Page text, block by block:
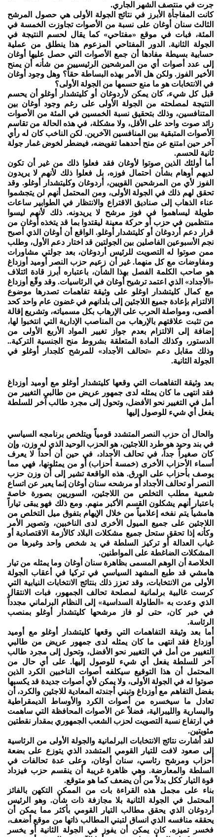
جرت في منتصف الشهر الجاري.
كانت المفاجأة الأبرز في نتائج الجولة الأولى هي حصول المرشح
الثالث سنان أوغان على نسبة من الأصوات تجاوزت الخمسة في
المئة، فبات في موقع «مفتاحي» كما يقال لحسم النتيجة في
الجولة الثانية. الدور المفتاحي المزعوم هذا ينطلق من عملية
حسابية بسيطة مفادها أن جمع الأصوات التي حصل عليها أوغان
إلى عدد أصوات أي من المرشحين الرئيسيين من شأنه أن يمنح
الأخير الفوز. ولكن هل الأمر بهذه البساطة حقاً؟ وهل وجود أوغان
في الانتخابات هو ما منع حسمها من الجولة الأولى؟
قبل كل شيء، كان يمكن لأردوغان أو كليتشدار أوغلو أن يحسم
النتيجة لمصلحته من الجولة الأولى على رغم وجود أوغان بين
المتنافسين، وذلك بتحقيق نسبة الخمسين في المئة من الأصوات
زائد صوت واحد على الأقل، ولا مشكلة، في هذه الحالة من تقاسم
الأصوات المتبقية بين المنافسين الآخرين. لكن الناخب كان له رأي
آخر حين امتنع عن منح أحدهما تفويضه، فيضطر لخوض غمار جولة
ثانية للحسم.
أما أولئك الذين صوتوا لأوغان فقد فعلوا ذلك من غير أن تكون
لديهم أوهام بشأن احتمال فوزه، بل فعلوا ذلك لأنهم لا يريدون
الفوز لأي من المرشحين القويين، أردوغان وكليتشدار أوغلو. وقد
تحقق لهم ذلك في الجولة الأولى، ومن المحتمل أنهم لن يتجشموا
عناء الذهاب إلى صناديق الاقتراع والانتظار في الطوابير ساعات
طويلة ليساهموا في فوز مرشح لا يريدونه. ذلك لأنهم ليسوا
منتظمين في حزب أو حركة معينة ليقتدوا بما قد يتخذه أوغان من
قرار دعم أردوغان أو كليتشدار أوغلو. الواقع أن أوغان الذي أصبح
نجم الأسبوعين الفاصلين بين الجولتين قد اختار دعم الأول، وطلب
ممن صوتوا له التصويت للرئيس أردوغان، بعد جولتي مشاورات
ومفاوضات مع كل منهما. غير أن زعيم حزب النصر أوميد أوزداغ
هو صاحب الكلمة الفصل بهذا الشأن، باعتباره أبرز قادة ائتلاف
«الأجداد» الذي اعتمد ترشيح أوغان في الرئاسيات. وقد وقّع أوزداغ
مع كمال كليتشدار اوغلو على وثيقة تفاهمات تصدرها موضوع
الالتزام بإعادة جميع اللاجئين إلى بلدانهم في غضون عام واحد كحد
أقصى، ومواصلة الحرب على الإرهاب بكل مسمياته، وتشريع إقالة
من تثبت علاقتهم بالإرهاب من المناصب الإدارية التي انتخبوا لها،
إضافة إلى الالتزام بعدم جواز تغيير المواد الأربع الأولى من
الدستور، وكذلك المادة المتعلقة بشروط منح الجنسية التركية..
وذلك مقابل دعم «تحالف الأجداد» للمرشح كلجدار أوغلو في
الجولة الثانية.
بعد وثيقة التفاهمات التي وقعها كليتشدار أوغلو مع أوميد أوزداغ
فقد انتهى ما كان يمثله لدى جمهور عريض من طالبي التغيير من
أمل في التغيير نحو الأفضل، وتحول إلى مجرد طالب آخر للسلطة
يفعل أي شيء للوصول إليها
والحال أن حزب النصر المتشدد قومياً ويتلخص برنامجه السياسي
في بند وحيد هو طرد اللاجئين، هو الحزب الوحيد الذي له وزن، وإن
كان صغيراً جداً، في تحالف الأجداد، في حين أن أحداً لا يعرف
أسماء الأحزاب الأخرى (خمسة أحزاب) أو من يمثلونها، فهي مما
يوصف بأحزاب على الورق. هذه الواقعة تشير إلى أن وزن حزب
النصر أو تحالف الأجداد أو مرشحه سنان أوغان إنما يعبر عن اتساع
شعبية مطلب التخلص من اللاجئين، السوريين بصورة خاصة
باعتبار أنهم يشكلون القسم الأكبر منهم. ومع ذلك فهو يبقى تياراً
هامشياً يتم نفخه إعلامياً من خلال الإيهام بتفوق ميل التخلص من
اللاجئين على جميع الميول الأخرى لدى الناخبين، وتصوير الأمر
وكأنه إذا تحقق ستحل جميع مشكلات البلاد كالأزمة الاقتصادية أو
غياب العدالة أو تركيز السلطة في يد شخص واحد وغيرها من
المشكلات الضاغطة على المواطنين.
الخلاصة أن الوهم المسمى بظاهرة سنان أوغان وما يمثله من تيار
هامشي قد طبع المشهد السياسي في تركيا في أعقاب الجولة
الأولى من الانتخابات، وقد تعزز ذلك بنتائج الانتخابات النيابية التي
كرست غالبية برلمانية لمصلحة تحالف الجمهور، فبات الانتقال
الذي وعدت به «الطاولة السداسية» إلى النظام البرلماني مجدداً
في خبر كان، حتى لو فاز مرشحها كليتشدار أوغلو بمنصب
الرئاسة.
أما بعد وثيقة التفاهمات التي وقعها كليتشدار أوغلو مع أوميد
أوزداغ فقد انتهى ما كان يمثله لدى جمهور عريض من طالبي
التغيير من أمل في التغيير نحو الأفضل، وتحول إلى مجرد طالب
آخر للسلطة يفعل أي شيء للوصول إليها. على أي حال من
المحتمل أن هذا التوقيع سيكلفه أصوات الناخبين الكرد الذين
صوتوا له في الجولة الأولى، ولا يمكن لأي أصوات جديدة قد يكسبها
بفضل التفاهم مع أوزداغ وتبني أجندته المعادية للاجئين والكرد، أن
تعادل ما سيخسره من أصوات الكرد والأوساط الديمقراطية
واليسارية والليبرالية، فضلاً عن الأصوات المحافظة التي ساهمت
في ارتفاع نسبة التصويت لحزب الشعب الجمهوري بمقدار نقطتين
مئويتين.
لقد أشارت نتائج الانتخابات البرلمانية والجولة الأولى من الرئاسية
إلى صعود لافت للتيار القومي المتشدد الذي يتوزع على بضعة
أحزاب ومرشح رئاسي، سنان أوغان، وعلى عدة تحالفات في
السلطة والمعارضة. وهي ظاهرة غريبة أن ينقسم حزب فيزداد
قوة التيار ككل بدلاً من أن يضعف كما هو متوقع.
بناء على مجمل هذه القراءة بات من الممكن التكهن بالفائز
المحتمل في الجولة الثانية بلا مجازفة ذات شأن. وهو الرئيس
أردوغان الذي يحقق مطالب التيار القومي بأكثر مما يمكن أن
يحققه منافسه الذي انساق لتبني المطالب ذاتها من موقع أضعف،
فخسر تميزه. كان يمكن أن يفوز في الجولة الثانية أو يخسر